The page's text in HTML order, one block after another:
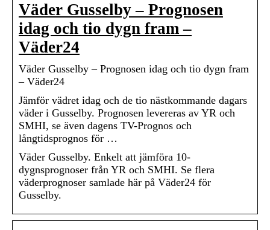
Väder Gusselby – Prognosen
idag och tio dygn fram –
Väder24
Väder Gusselby – Prognosen idag och tio dygn fram
– Väder24
Jämför vädret idag och de tio nästkommande dagars
väder i Gusselby. Prognosen levereras av YR och
SMHI, se även dagens TV-Prognos och
långtidsprognos för …
Väder Gusselby. Enkelt att jämföra 10-
dygnsprognoser från YR och SMHI. Se flera
väderprognoser samlade här på Väder24 för
Gusselby.